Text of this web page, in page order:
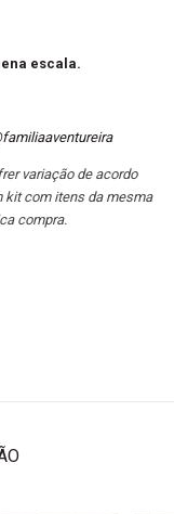
escala.
variação de acordo
kit com itens da mesma
compra.